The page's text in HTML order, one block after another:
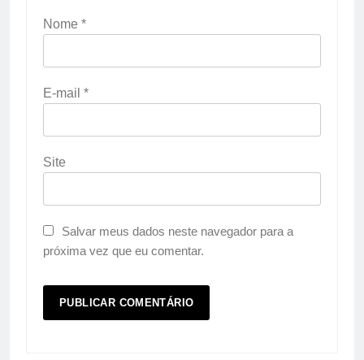
Nome *
E-mail *
Site
Salvar meus dados neste navegador para a
próxima vez que eu comentar.